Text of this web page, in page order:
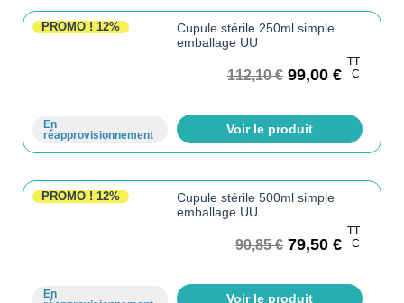
PROMO ! 12%
En
réapprovisionnement
Cupule stérile 250ml simple
emballage UU
112,10€ 99,00 €
TT
C
Voir le produit
PROMO ! 12%
En
Cupule stérile 500ml simple
emballage UU
90,85€ 79,50 €
TT
C
Voir le produit